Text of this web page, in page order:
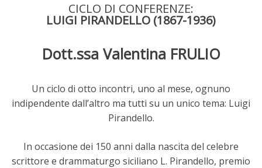
CICLO DI CONFERENZE:
LUIGI PIRANDELLO (1867-1936)
Dott.ssa Valentina FRULIO
Un ciclo di otto incontri, uno al mese, ognuno
indipendente dall’altro ma tutti su un unico tema: Luigi
Pirandello.
In occasione dei 150 anni dalla nascita del celebre
scrittore e drammaturgo siciliano L. Pirandello, premio